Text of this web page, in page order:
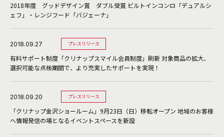
2018年度 グッドデザイン賞 ダブル受賞 ビルトインコンロ「デュアルシ
ェフ」・レンジフード「バジェーナ」
2018.09.27 プレスリリース
有料サポート制度「クリナップスマイル会員制度」刷新 対象商品の拡大、
選択可能な点検期間で、より充実したサポートを実現！
2018.09.20 プレスリリース
「クリナップ金沢ショールーム」9月23日（日）移転オープン 地域のお客様
へ情報発信の場となるイベントスペースを新設